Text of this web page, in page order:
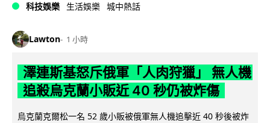
科技娛樂 生活娛樂 城中熱話
Lawton 1 小時
澤連斯基怒斥俄軍「人肉狩獵」 無人機
追殺烏克蘭小販近 40 秒仍被炸傷
烏克蘭克爾松一名 52 歲小販被俄軍無人機追擊近 40 秒後被炸